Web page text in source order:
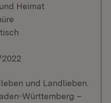
Heimat
und Landlieben.
Württemberg –